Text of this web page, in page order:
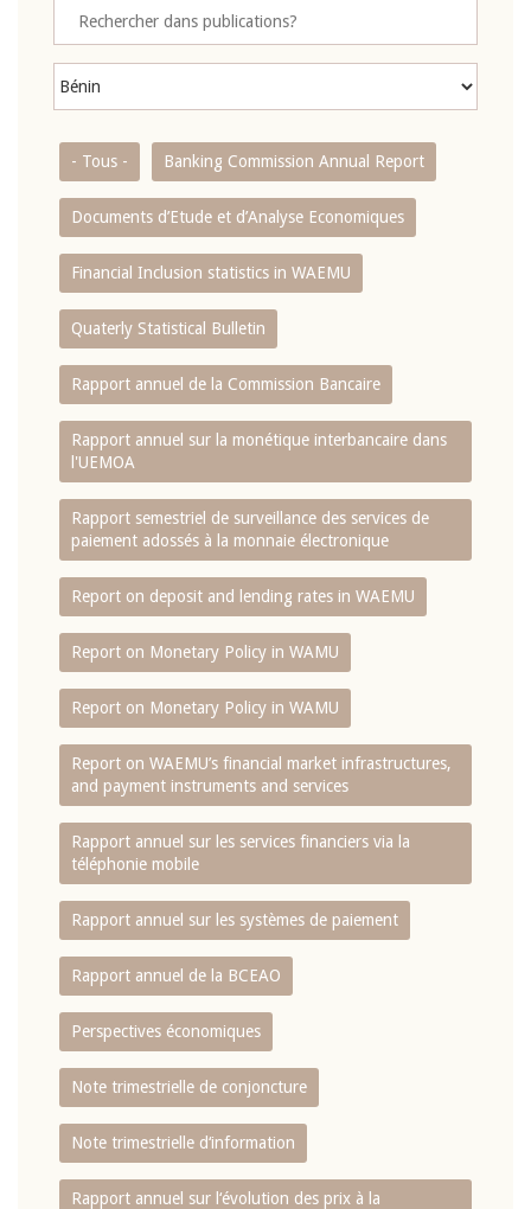
- Tous - Banking Commission Annual Report
Documents d’Etude et d’Analyse Economiques
Financial Inclusion statistics in WAEMU
Quaterly Statistical Bulletin
Rapport annuel de la Commission Bancaire
Rapport annuel sur la monétique interbancaire dans
l'UEMOA
Rapport semestriel de surveillance des services de
paiement adossés à la monnaie électronique
Report on deposit and lending rates in WAEMU
Report on Monetary Policy in WAMU
Report on Monetary Policy in WAMU
Report on WAEMU’s financial market infrastructures,
and payment instruments and services
Rapport annuel sur les services financiers via la
téléphonie mobile
Rapport annuel sur les systèmes de paiement
Rapport annuel de la BCEAO
Perspectives économiques
Note trimestrielle de conjoncture
Note trimestrielle d‘information
Rapport annuel sur l‘évolution des prix à la